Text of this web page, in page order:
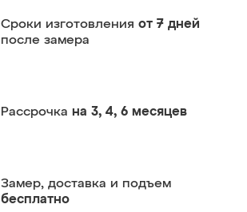
Сроки изготовления от 7 дней
после замера
Рассрочка на 3, 4, 6 месяцев
Замер, доставка и подъем
бесплатно